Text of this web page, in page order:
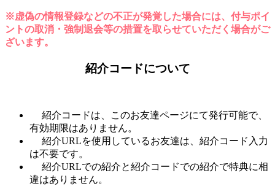
※虚偽の情報登録などの不正が発覚した場合には、付与ポイ
ントの取消・強制退会等の措置を取らせていただく場合がご
ざいます。
紹介コードについて
紹介コードは、このお友達ページにて発行可能で、
有効期限はありません。
紹介URLを使用しているお友達は、紹介コード入力
は不要です。
紹介URLでの紹介と紹介コードでの紹介で特典に相
違はありません。